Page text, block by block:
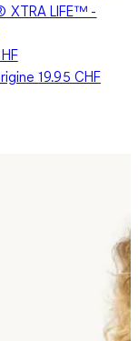
XTRA LIFE™ -
19.95 CHF